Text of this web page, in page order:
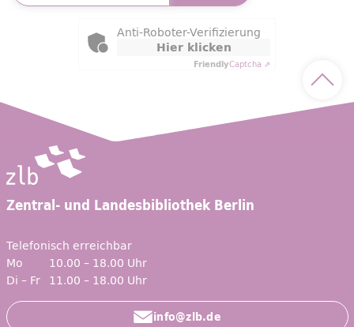
Friendly Captcha
Anti-Roboter-Verifizierung
Hier klicken
FriendlyCaptcha ⇗
Zentral- und Landesbibliothek Berlin
Telefonisch erreichbar
Mo
10.00 – 18.00 Uhr
Di – Fr 11.00 – 18.00 Uhr
info@zlb.de